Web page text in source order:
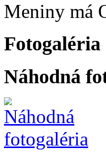
Meniny má
Fotogaléria
Náhodná